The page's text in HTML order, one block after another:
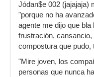
Jódan$e 002 (jajajaja)
"porque no ha
agente me dijo que
frustración, cansancio,
compostura que pudo,
"Mire joven, los
personas que nunca